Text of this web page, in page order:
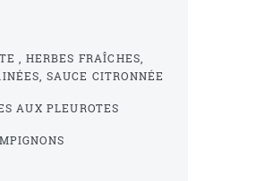
, HERBES FRAÎCHES,
SAUCE CITRONNÉE
AUX PLEUROTES